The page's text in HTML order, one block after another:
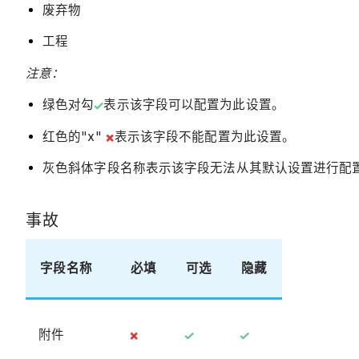
废弃物
工程
注意：
绿色对勾 表示该字段可以配置为此设置。
红色的"x" 表示该字段不能配置为此设置。
灰色斜体字段名称表示该字段无法从其默认设置进行配
事故
字段名称 必填 可选 隐藏
附件